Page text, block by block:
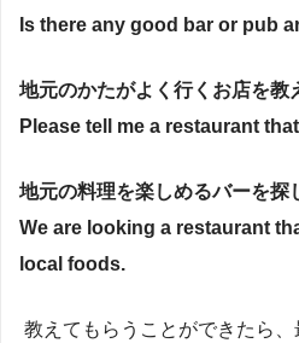
Is there any good bar or pub
地元のかたがよく行くお店を教
Please tell me a restaurant
地元の料理を楽しめるバーを探
We are looking a restaurant
local foods.
教えてもらうことができたら